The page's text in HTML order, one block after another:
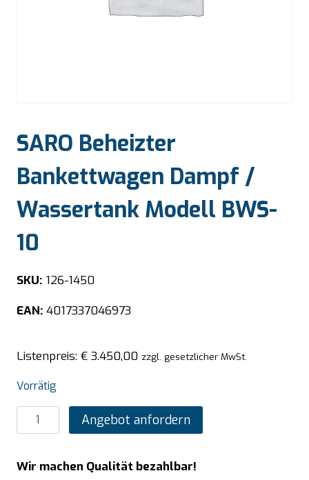
SARO Beheizter
Bankettwagen Dampf /
Wassertank Modell BWS-
10
SKU: 126-1450
EAN: 4017337046973
Listenpreis: € 3.450,00 zzgl. gesetzlicher MwSt.
Vorrätig
SARO
Beheizter
Dampf
Angebot anfordern
Wir machen Qualität bezahlbar!